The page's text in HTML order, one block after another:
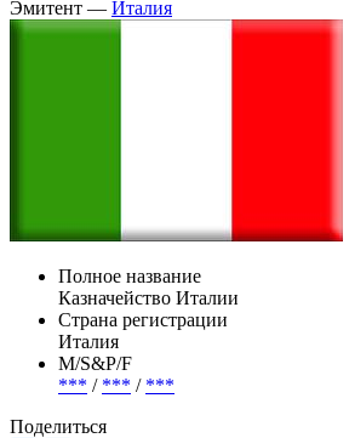
Эмитент — Италия
Полное название
Казначейство Италии
Страна регистрации
Италия
М/S&P/F
*** / *** / ***
Поделиться